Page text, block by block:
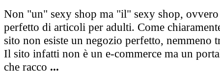
Non "un" sexy shop ma "il" sexy shop,
perfetto di articoli per adulti. Come
sito non esiste un negozio perfetto, nemmeno
Il sito infatti non è un e-commerce ma un
che racco ...